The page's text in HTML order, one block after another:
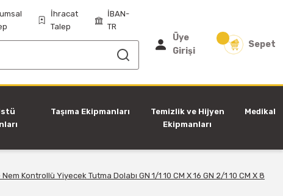
İhracat
Talep
İBAN-
TR
Üye
Girişi
Sepet
Taşıma Ekipmanları
Temizlik ve Hijyen
Ekipmanları
Medikal
Kontrollü Yiyecek Tutma Dolabı GN 1/1 10 CM X 16 GN 2/1 10 CM X 8